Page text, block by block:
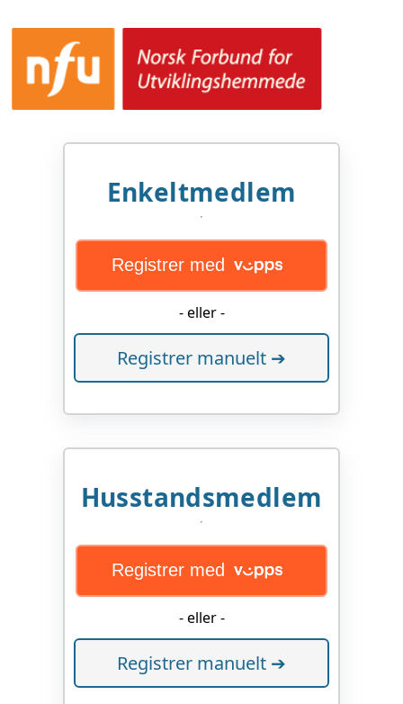
Enkeltmedlem
Registrer med
- eller -
Registrer manuelt ➔
Husstandsmedlem
Registrer med
- eller -
Registrer manuelt ➔